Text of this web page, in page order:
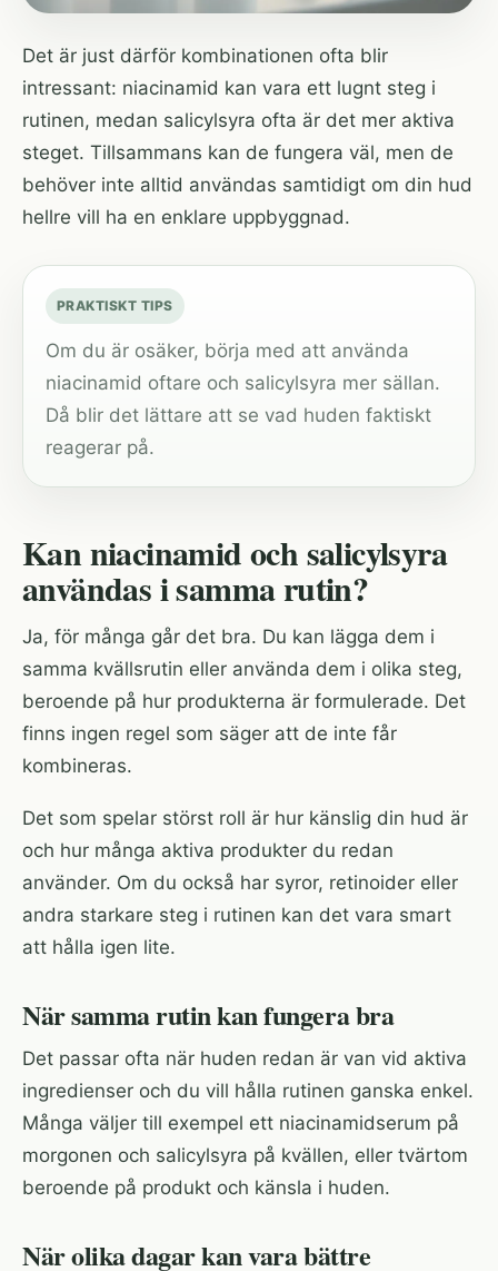
Det är just därför kombinationen ofta blir
intressant: niacinamid kan vara ett lugnt steg i
rutinen, medan salicylsyra ofta är det mer aktiva
steget. Tillsammans kan de fungera väl, men de
behöver inte alltid användas samtidigt om din hud
hellre vill ha en enklare uppbyggnad.
PRAKTISKT TIPS
Om du är osäker, börja med att använda
niacinamid oftare och salicylsyra mer sällan.
Då blir det lättare att se vad huden faktiskt
reagerar på.
Kan niacinamid och salicylsyra
användas i samma rutin?
Ja, för många går det bra. Du kan lägga dem i
samma kvällsrutin eller använda dem i olika steg,
beroende på hur produkterna är formulerade. Det
finns ingen regel som säger att de inte får
kombineras.
Det som spelar störst roll är hur känslig din hud är
och hur många aktiva produkter du redan
använder. Om du också har syror, retinoider eller
andra starkare steg i rutinen kan det vara smart
att hålla igen lite.
När samma rutin kan fungera bra
Det passar ofta när huden redan är van vid aktiva
ingredienser och du vill hålla rutinen ganska enkel.
Många väljer till exempel ett niacinamidserum på
morgonen och salicylsyra på kvällen, eller tvärtom
beroende på produkt och känsla i huden.
När olika dagar kan vara bättre